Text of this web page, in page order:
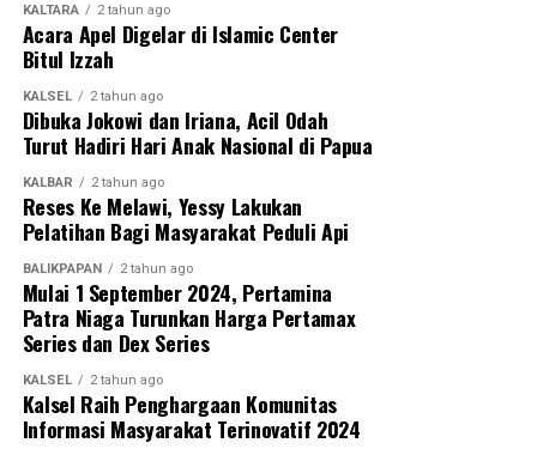
membentuk karakter generasi muda melalui nilai disiplin,
kerja sama, sportivitas, dan semangat juang.
Turnamen ini diikuti 27 tim, terdiri dari 13 klub asal
Kalimantan Selatan dan 14 klub asal Kalimantan Tengah.
Dua tim terbaik dari masing-masing provinsi akan melaju
ke putaran final Pangdam XXII/Tambun Bungai Cup 2026
yang dijadwalkan berlangsung di Stadion Sangga Buana,
Kalimantan Tengah, pada 6–8 Agustus 2026.
Pangdam juga berharap dari kompetisi perdana tersebut
akan lahir pemain-pemain potensial yang mampu
membawa nama harum Kalimantan Selatan dan Kalimantan
Tengah di tingkat nasional bahkan internasional.
Pembukaan turnamen semakin meriah dengan laga
KALTARA 2 tahun ago
Acara Apel Digelar di Islamic Center
Bitul Izzah
KALSEL 2 tahun ago
Dibuka Jokowi dan Iriana, Acil Odah
Turut Hadiri Hari Anak Nasional di Papua
KALBAR 2 tahun ago
Reses Ke Melawi, Yessy Lakukan
Pelatihan Bagi Masyarakat Peduli Api
BALIKPAPAN 2 tahun ago
Mulai 1 September 2024, Pertamina
Patra Niaga Turunkan Harga Pertamax
Series dan Dex Series
KALSEL 2 tahun ago
Kalsel Raih Penghargaan Komunitas
Informasi Masyarakat Terinovatif 2024